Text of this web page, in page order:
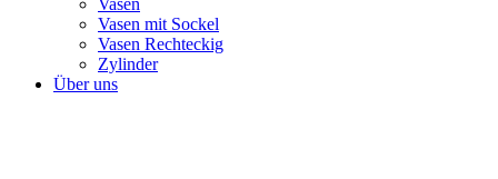
Vasen
Vasen mit Sockel
Vasen Rechteckig
Zylinder
Über uns